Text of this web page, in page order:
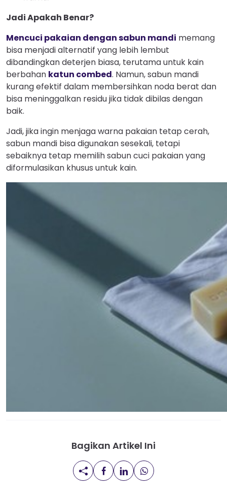
Jadi Apakah Benar?
Mencuci pakaian dengan sabun mandi memang
bisa menjadi alternatif yang lebih lembut
dibandingkan deterjen biasa, terutama untuk kain
berbahan katun combed. Namun, sabun mandi
kurang efektif dalam membersihkan noda berat dan
bisa meninggalkan residu jika tidak dibilas dengan
baik.
Jadi, jika ingin menjaga warna pakaian tetap cerah,
sabun mandi bisa digunakan sesekali, tetapi
sebaiknya tetap memilih sabun cuci pakaian yang
diformulasikan khusus untuk kain.
Bagikan Artikel Ini